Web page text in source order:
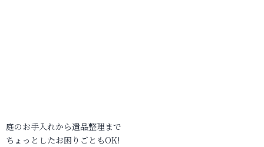
庭のお手入れから遺品整理まで
ちょっとしたお困りごともOK!